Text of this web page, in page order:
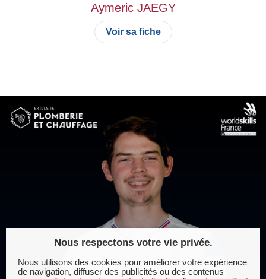
Aymeric JAEGY
Voir sa fiche
Nous respectons votre vie privée.
Nous utilisons des cookies pour améliorer votre expérience
de navigation, diffuser des publicités ou des contenus